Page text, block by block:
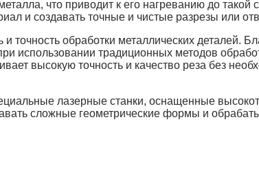
что приводит к его нагреванию до такой
и создавать точные и чистые разрезы или
обработки металлических деталей.
использовании традиционных методов
высокую точность и качество реза без
лазерные станки, оснащенные
сложные геометрические формы и